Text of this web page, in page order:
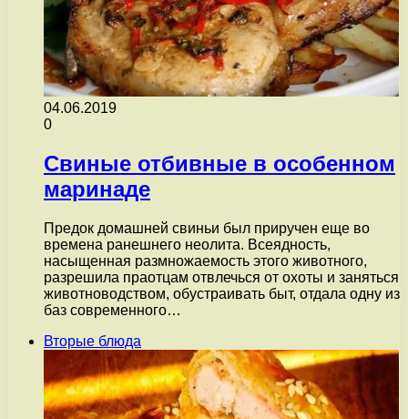
04.06.2019
0
Свиные отбивные в особенном
маринаде
Предок домашней свиньи был приручен еще во
времена ранешнего неолита. Всеядность,
насыщенная размножаемость этого животного,
разрешила праотцам отвлечься от охоты и заняться
животноводством, обустраивать быт, отдала одну из
баз современного…
Вторые блюда